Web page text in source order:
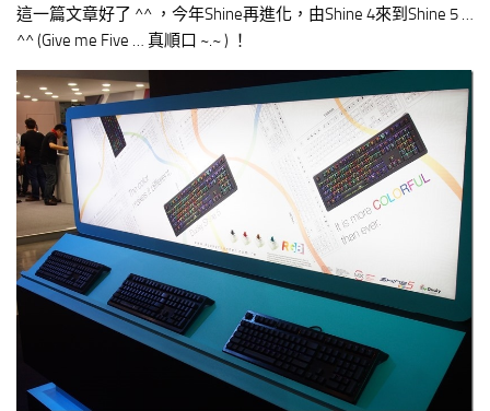
這一篇文章好了 ^^ ，今年Shine再進化，由Shine 4來到Shine 5 …
^^ (Give me Five … 真順口 ~.~ ) ！